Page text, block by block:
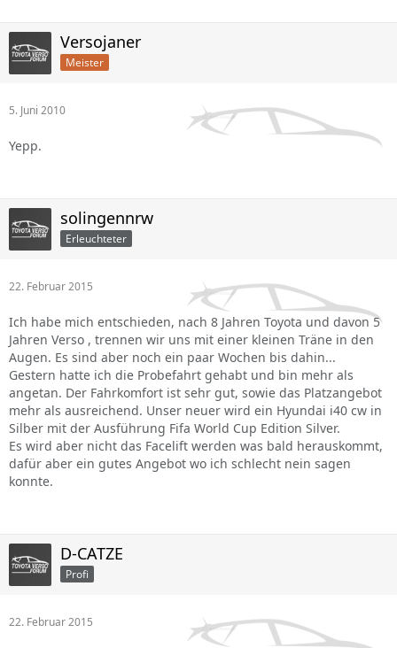
Versojaner
Meister
5. Juni 2010
Yepp.
solingennrw
Erleuchteter
22. Februar 2015
Ich habe mich entschieden, nach 8 Jahren Toyota und davon 5
Jahren Verso , trennen wir uns mit einer kleinen Träne in den
Augen. Es sind aber noch ein paar Wochen bis dahin...
Gestern hatte ich die Probefahrt gehabt und bin mehr als
angetan. Der Fahrkomfort ist sehr gut, sowie das Platzangebot
mehr als ausreichend. Unser neuer wird ein Hyundai i40 cw in
Silber mit der Ausführung Fifa World Cup Edition Silver.
Es wird aber nicht das Facelift werden was bald herauskommt,
dafür aber ein gutes Angebot wo ich schlecht nein sagen
konnte.
D-CATZE
Profi
22. Februar 2015